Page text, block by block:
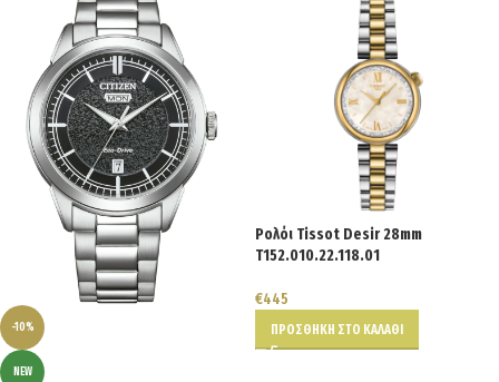
-10%
NEW
Ρολόι Tissot Desir 28mm
T152.010.22.118.01
€445
ΠΡΟΣΘΉΚΗ ΣΤΟ ΚΑΛΆΘΙ